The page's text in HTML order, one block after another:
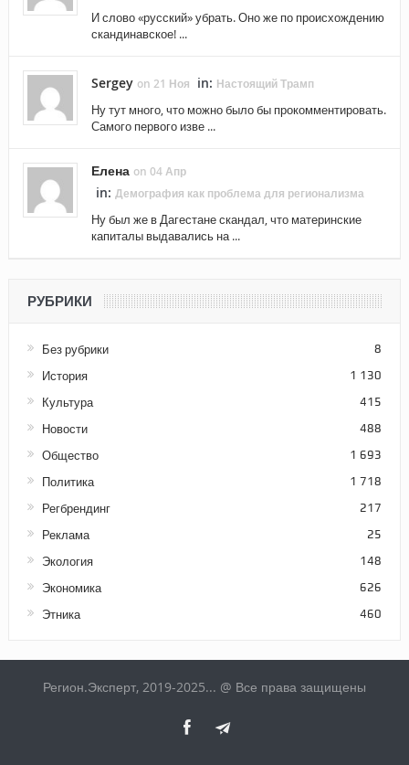
И слово «русский» убрать. Оно же по происхождению
скандинавское! ...
Sergey on 21 Ноя in: Настоящий Трамп
Ну тут много, что можно было бы прокомментировать.
Самого первого изве ...
Елена on 04 Апр
in: Демография как проблема для регионализма
Ну был же в Дагестане скандал, что материнские
капиталы выдавались на ...
РУБРИКИ
Без рубрики 8
История 1 130
Культура 415
Новости 488
Общество 1 693
Политика 1 718
Регбрендинг 217
Реклама 25
Экология 148
Экономика 626
Этника 460
Регион.Эксперт, 2019-2025... @ Все права защищены